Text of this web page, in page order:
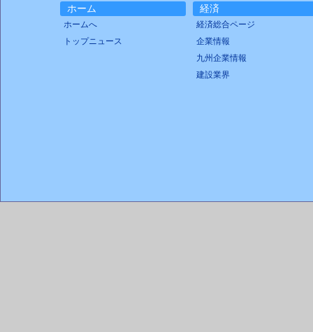
ホーム
ホームへ
トップニュース
経済
経済総合ページ
企業情報
九州企業情報
建設業界